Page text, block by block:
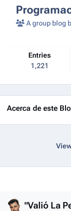
A group blog
Entries
1,221
Acerca de este
"Valió La